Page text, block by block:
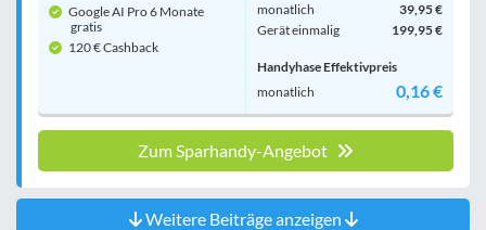
Google AI Pro 6 Monate
gratis
120 € Cashback
monatlich
39,95 €
Gerät einmalig
199,95 €
Handyhase Effektivpreis
monatlich
0,16 €
Zum Sparhandy-Angebot
Weitere Beiträge anzeigen